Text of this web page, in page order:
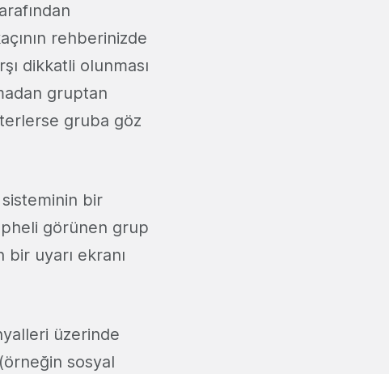
rehberinizde
dikkatli olunması
gruptan
gruba göz
sisteminin bir
görünen grup
uyarı ekranı
üzerinde
sosyal